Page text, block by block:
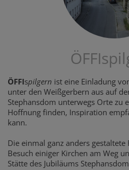
ÖFFIspilgern ist eine Einladung
unter den Weißgerbern aus auf
Stephansdom unterwegs Orte zu
Hoffnung finden, Inspiration
kann.
Die einmal ganz anders
Besuch einiger Kirchen am Weg
Stätte des Jubiläums